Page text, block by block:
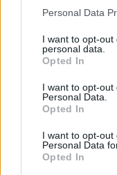
Personal Data
I want to opt-
personal data.
Opted In
I want to opt-out
Personal Data.
Opted In
I want to opt-
Personal Data
Opted In
remunerati.
hanno
Il “tecnico
Keynes
di volta in volta
trendy, che